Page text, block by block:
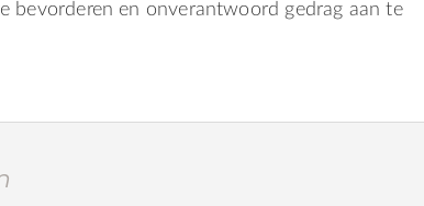
bevorderen en onverantwoord gedrag aan te